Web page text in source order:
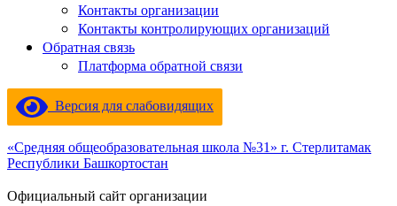
Контакты организации
Контакты контролирующих организаций
Обратная связь
Платформа обратной связи
Версия для слабовидящих
«Средняя общеобразовательная школа №31» г. Стерлитамак
Республики Башкортостан
Официальный сайт организации